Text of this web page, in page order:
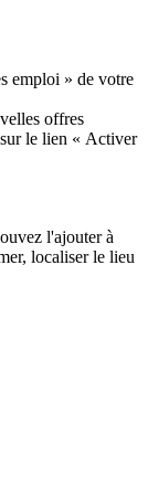
emploi » de votre
offres
le lien « Activer
l'ajouter à
localiser le lieu